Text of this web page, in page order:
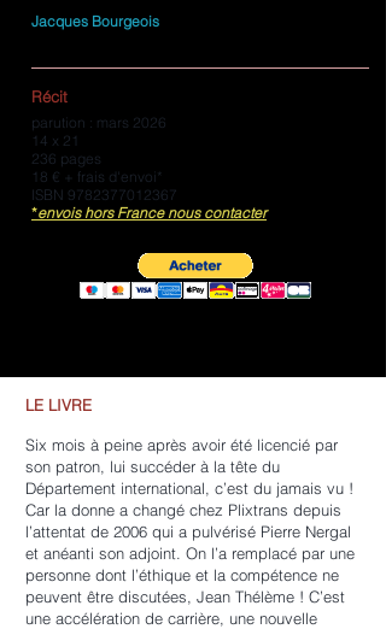
Jacques Bourgeois
Récit
parution : mars 2026
14 x 21
236 pages
18 € + frais d'envoi*
ISBN 9782377012367
*envois hors France nous contacter
LE LIVRE
Six mois à peine après avoir été licencié par
son patron, lui succéder à la tête du
Département international, c’est du jamais vu !
Car la donne a changé chez Plixtrans depuis
l’attentat de 2006 qui a pulvérisé Pierre Nergal
et anéanti son adjoint. On l’a remplacé par une
personne dont l’éthique et la compétence ne
peuvent être discutées, Jean Thélème ! C’est
une accélération de carrière, une nouvelle